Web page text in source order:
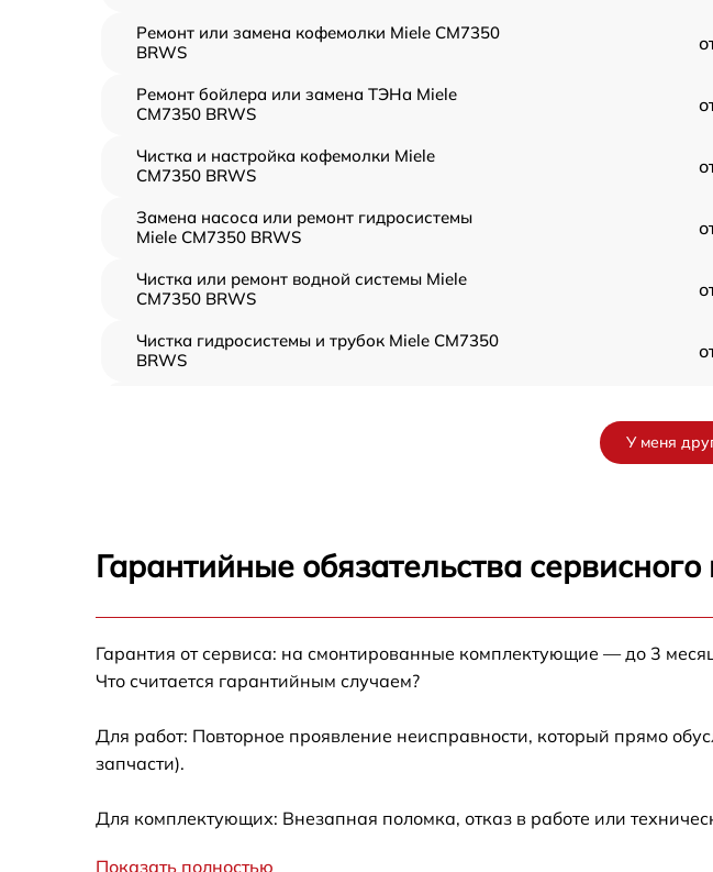
Ремонт или замена кофемолки Miele CM7350
BRWS
Ремонт бойлера или замена ТЭНа Miele
CM7350 BRWS
Чистка и настройка кофемолки Miele
CM7350 BRWS
Замена насоса или ремонт гидросистемы
Miele CM7350 BRWS
Чистка или ремонт водной системы Miele
CM7350 BRWS
Чистка гидросистемы и трубок Miele CM7350
BRWS
Полный ремонт заварочного блока Miele
CM7350 BRWS
CM7350 BRWS
Диагностика и ремонт платы управления
У меня
Гарантийные обязательства
Гарантия от сервиса: на смонтированные комплектующие — до 3
Что считается гарантийным случаем?
Для работ: Повторное проявление неисправности, который прямо
запчасти).
Для комплектующих: Внезапная поломка, отказ в работе или
Показать полностью